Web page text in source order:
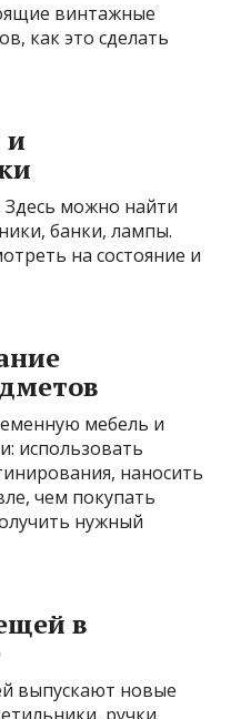
винтажные
как это сделать
и
Здесь можно найти
банки, лампы.
на состояние и
мебель и
использовать
наносить
чем покупать
нужный
в
выпускают новые